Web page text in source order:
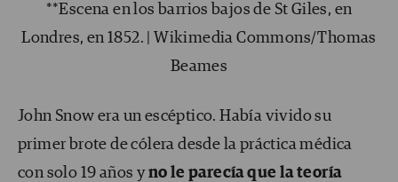
**Escena en los barrios bajos de St Giles, en
Londres, en 1852. | Wikimedia Commons/Thomas
Beames
John Snow era un escéptico. Había vivido su
primer brote de cólera desde la práctica médica
con solo 19 años yno le parecía que la teoría